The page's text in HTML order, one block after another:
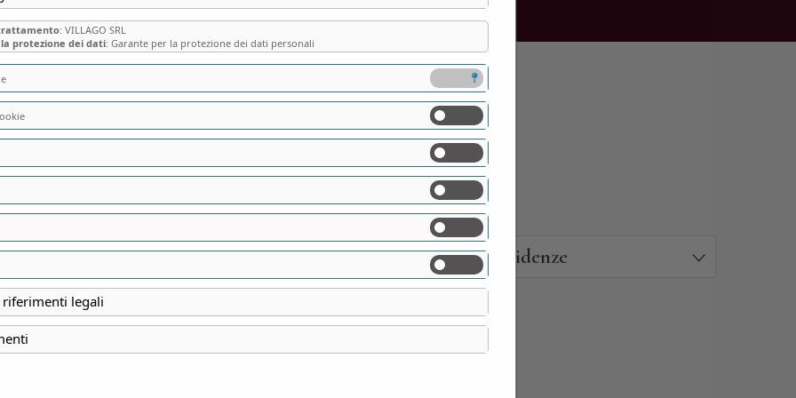
Prezzo Residenze
: VILLAGO SRL
protezione dei dati: Garante per la protezione dei dati personali
legali